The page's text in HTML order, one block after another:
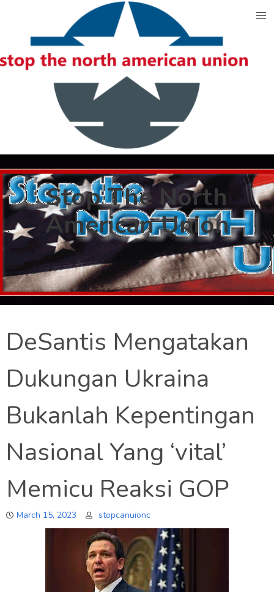
content
Stop The North
American Union
DeSantis Mengatakan
Dukungan Ukraina
Bukanlah Kepentingan
Nasional Yang ‘vital’
Memicu Reaksi GOP
March 15, 2023 stopcanuionc